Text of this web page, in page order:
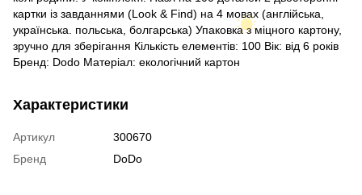
картки із завданнями (Look & Find) на 4 мовах (англійська,
українська. польська, болгарська) Упаковка з міцного картону,
зручно для зберігання Кількість елементів: 100 Вік: від 6 років
Бренд: Dodo Матеріал: екологічний картон
Характеристики
Артикул
300670
Бренд
DoDo